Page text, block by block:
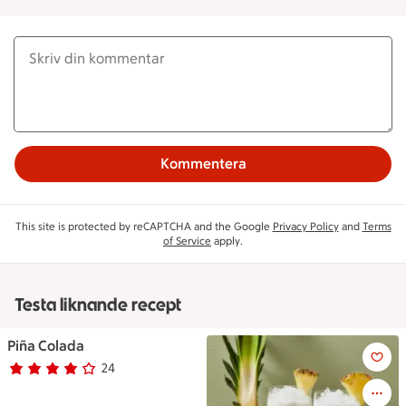
Kommentera
This site is protected by reCAPTCHA and the Google Privacy Policyand Terms
of Service apply.
Testa liknande recept
Piña Colada
Betyg 4 av 5.
24
24 personer har röstat
Två glas fyllda med pina